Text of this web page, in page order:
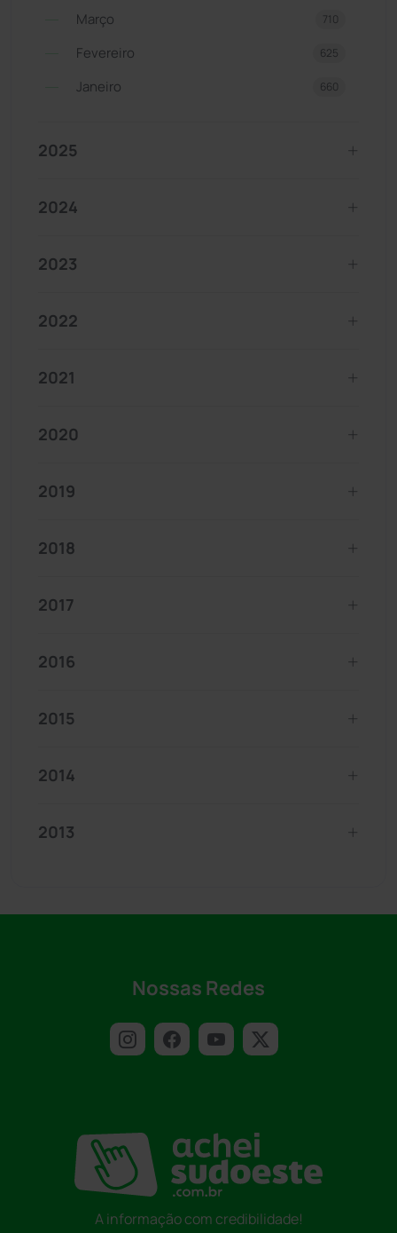
Março 710
Fevereiro 625
Janeiro 660
2025
2024
2023
2022
2021
2020
2019
2018
2017
2016
2015
2014
2013
Nossas Redes
A informação com credibilidade!